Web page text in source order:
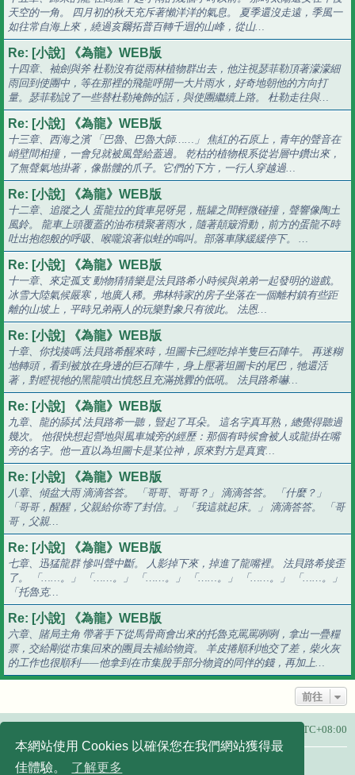
本網站使用 Cookies 以確保您在我們網站獲得最
佳體驗。
了解更多
天空的一角。 四月初的秋天充斥著懶洋洋的氣息。 夏季還沒走遠，季風一
如往常自海上來，繞過亥爾拓普百轉千迴的山峰，從山…
Re: [小說] 《為龍》WEB版
十四章、袖劍與斧 杜勒沒有從雨林植物群出去，他注視瑟菲勒頂著濛濛細
雨回到使團中，等在那裡的飛龍呼開一大片雨水，好奇地朝他的方向打
量。瑟菲勒說了一些替杜勒掩飾的話，與使團繼續上路。 杜勒走往與…
Re: [小說] 《為龍》WEB版
十三章、西海之濱 「巴魯、巴魯大師……」 焦紅的石原上，青年的聲音在
峭壁間相撞，一會兒就被風聲給蓋過。 乾枯的植物根系從岩層中鑽出來，
了無聲氣地掛著，像骷髏的爪子。它們的下方，一行人穿越過…
Re: [小說] 《為龍》WEB版
十二章、追蹤之人 蛋龍拉的貨車晃呀晃，瓶罐之間輕微碰撞，聲響像陶土
風鈴。 龍車上頭覆蓋的油布積聚著雨水，隨著顛簸滑動，前方的蛋龍不時
吐出抱怨般的呼吸、喉嚨滾著似蛙的鳴叫。部落車隊緩緩停下。 …
Re: [小說] 《為龍》WEB版
十一章、來定孤支 動物猜猜樂是法貝路希小時候與弟弟一起發明的遊戲。
冰雪大陸氣候嚴寒，地廣人稀。弗林特家的房子坐落在一個離村鎮有些距
離的山坡上，平時兄弟兩人的玩樂對象只有彼此。 法恩…
Re: [小說] 《為龍》WEB版
十章、你找揍嗎 法貝路希醒來時，坦圖卡已經吃掉半隻巨石陣牛。 再迷糊
地轉頭，看到被放在身邊的巨石陣牛，身上壓著坦圖卡的尾巴，牠還活
著，對瞪視牠的黑龍噴出憤怒且充滿挑釁的低吼。 法貝路希嚇…
Re: [小說] 《為龍》WEB版
九章、龍的舔拭 法貝路希一聽，豎起了耳朵。 這名字真耳熟，總覺得聽過
幾次。 他很快想起營地與風車城旁的經歷：那個有時候會被人或龍掛在嘴
旁的名字。他一直以為坦圖卡是某位神，原來對方是真實…
Re: [小說] 《為龍》WEB版
八章、傾盆大雨 滴滴答答。 「哥哥、哥哥？」 滴滴答答。 「什麼？」
「哥哥，醒醒，父親給你寄了封信。」 「我這就起床。」 滴滴答答。 「哥
哥，父親…
Re: [小說] 《為龍》WEB版
七章、迅猛龍群 慘叫聲中斷。 人影掉下來，掉進了龍嘴裡。 法貝路希接歪
了。 「……。」 「……。」 「……。」 「……。」 「……。」 「……。」
「托魯克…
Re: [小說] 《為龍》WEB版
六章、賭局主角 帶著手下從馬骨商會出來的托魯克罵罵咧咧，拿出一疊糧
票，交給剛從市集回來的團員去補給物資。 羊皮捲順利地交了差，柴火灰
的工作也很順利——他拿到在市集脫手部分物資的同伴的錢，再加上…
前往
UTC+08:00
友站連結：